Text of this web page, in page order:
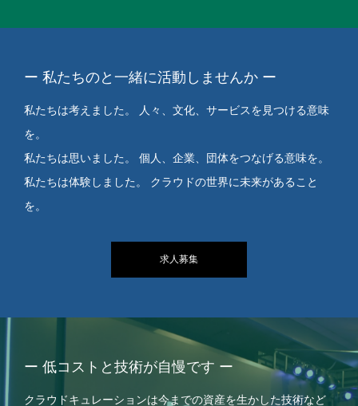
ー 私たちのと一緒に活動しませんか ー
私たちは考えました。 人々、文化、サービスを見つける意味
を。
私たちは思いました。 個人、企業、団体をつなげる意味を。
私たちは体験しました。 クラウドの世界に未来があること
を。
求人募集
ー 低コストと技術が自慢です ー
クラウドキュレーションは今までの資産を生かした技術など